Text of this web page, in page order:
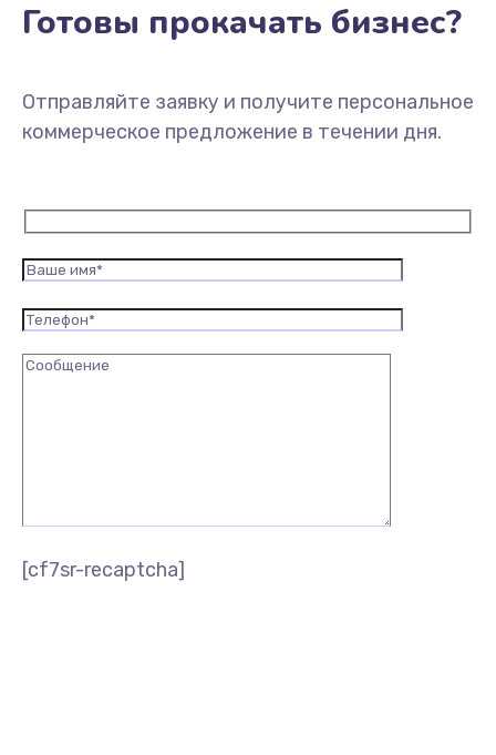
Готовы прокачать бизнес?
Отправляйте заявку и получите персональное
коммерческое предложение в течении дня.
[cf7sr-recaptcha]